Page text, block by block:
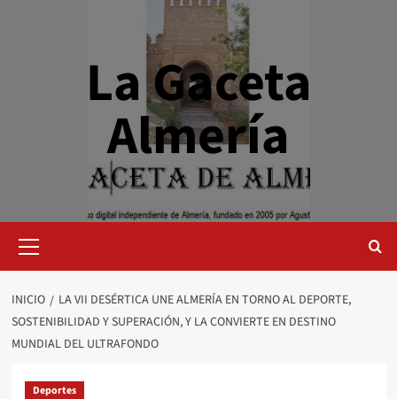
La Gaceta
Almería
primario
INICIO
LA VII DESÉRTICA UNE ALMERÍA EN TORNO AL DEPORTE,
SOSTENIBILIDAD Y SUPERACIÓN, Y LA CONVIERTE EN DESTINO
MUNDIAL DEL ULTRAFONDO
Deportes